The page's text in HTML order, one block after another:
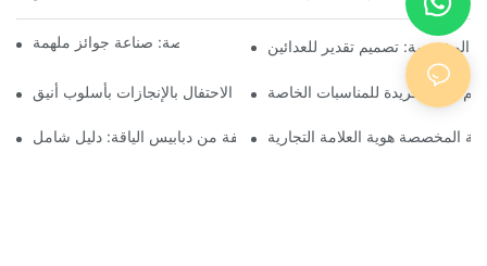
فن صنع الميداليات المخصصة: صناعة جوائز ملهمةالمخصصة: تصميم تقدير للعدائين
ميداليات الجوائز المخصصة: الاحتفال بالإنجازات بأسلوب أنيق
جوائز فريدة للمناسبات الخاصة
فهم أنواع مختلفة من دبابيس الياقة: دليل شاملالمخصصة هوية العلامة التجارية